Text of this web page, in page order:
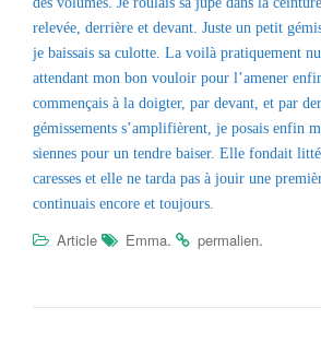
relevée, derrière et devant. Juste un petit
je baissais sa culotte. La voilà pratiquement
attendant mon bon vouloir pour l’amener
commençais à la doigter, par devant, et par
gémissements s’amplifièrent, je posais enfin
siennes pour un tendre baiser. Elle fondait
caresses et elle ne tarda pas à jouir une
continuais encore et toujours.
Article Emma. permalien.